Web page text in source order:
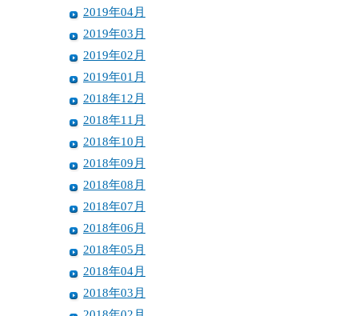
2019年04月
2019年03月
2019年02月
2019年01月
2018年12月
2018年11月
2018年10月
2018年09月
2018年08月
2018年07月
2018年06月
2018年05月
2018年04月
2018年03月